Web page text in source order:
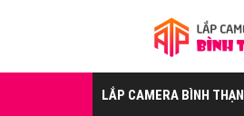
LẮP CAMERA BÌNH